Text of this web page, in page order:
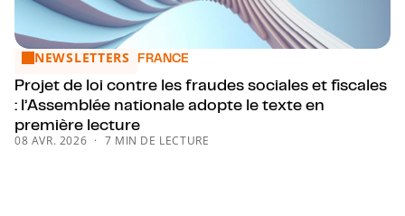
Projet de loi contre les fraudes sociales et fiscales :
NEWSLETTERS FRANCE
Projet de loi contre les fraudes sociales et fiscales
: l’Assemblée nationale adopte le texte en
première lecture
08 AVR. 2026 7 MIN DE LECTURE